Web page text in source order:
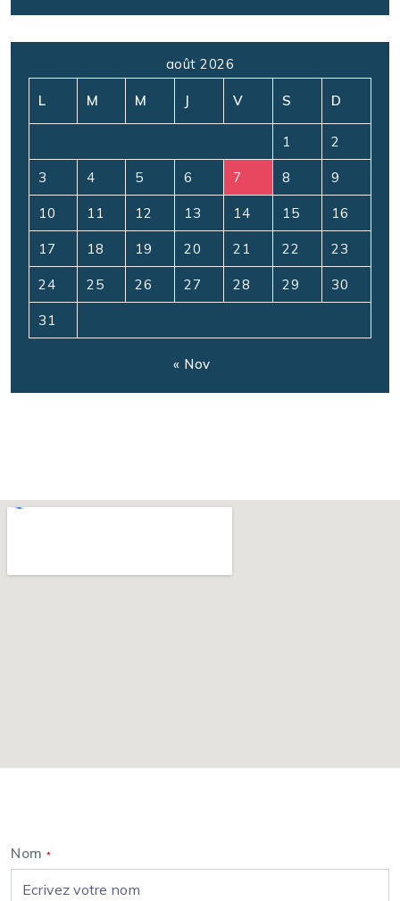
août 2026
L M M J V S D
1 2
3 4 5 6 7 8 9
10 11 12 13 14 15 16
17 18 19 20 21 22 23
24 25 26 27 28 29 30
31
« Nov
Nom *